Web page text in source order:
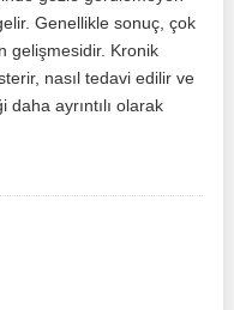
Genellikle sonuç, çok
gelişmesidir. Kronik
nasıl tedavi edilir ve
daha ayrıntılı olarak